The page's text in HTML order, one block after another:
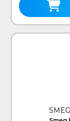
SMEG